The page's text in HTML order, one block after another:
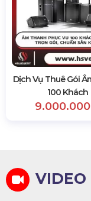
Dịch Vụ Thuê Gói
100 Khách
VIDEO